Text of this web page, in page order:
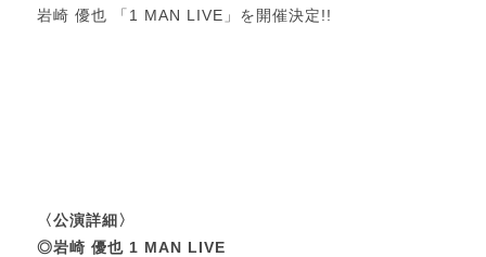
岩崎 優也 「1 MAN LIVE」を開催決定!!
〈公演詳細〉
◎岩崎 優也 1 MAN LIVE